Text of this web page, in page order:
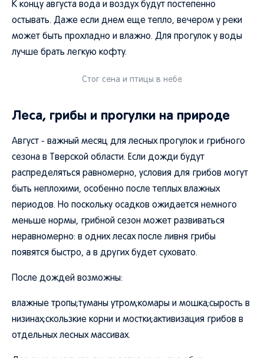
К концу августа вода и воздух будут постепенно
остывать. Даже если днем еще тепло, вечером у реки
может быть прохладно и влажно. Для прогулок у воды
лучше брать легкую кофту.
Стог сена и птицы в небе
Леса, грибы и прогулки на природе
Август - важный месяц для лесных прогулок и грибного
сезона в Тверской области. Если дожди будут
распределяться равномерно, условия для грибов могут
быть неплохими, особенно после теплых влажных
периодов. Но поскольку осадков ожидается немного
меньше нормы, грибной сезон может развиваться
неравномерно: в одних лесах после ливня грибы
появятся быстро, а в других будет суховато.
После дождей возможны:
влажные тропы;туманы утром;комары и мошка;сырость в
низинах;скользкие корни и мостки;активизация грибов в
отдельных лесных массивах.